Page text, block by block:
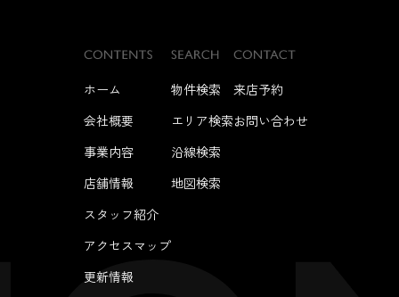
ホーム
会社概要
事業内容
店舗情報
スタッフ紹介
アクセスマップ
更新情報
物件検索
エリア検索
沿線検索
地図検索
来店予約
お問い合わせ